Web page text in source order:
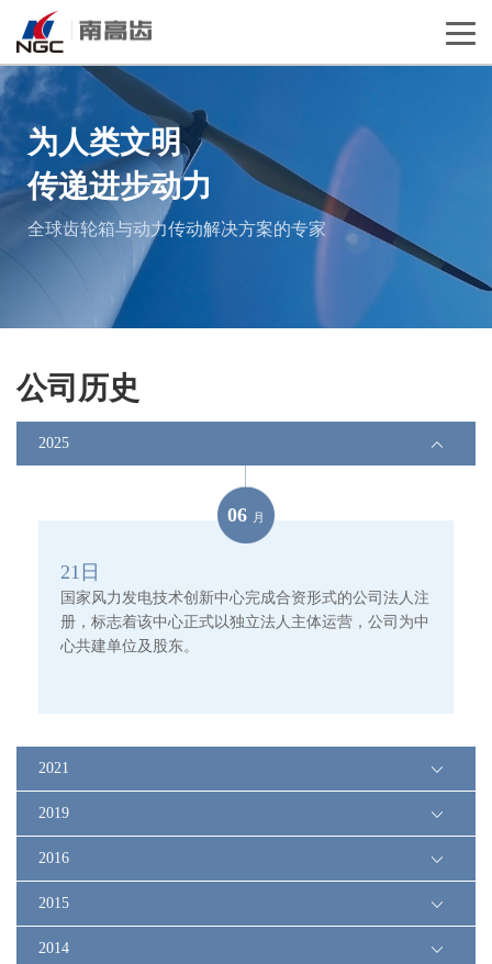
为人类文明
传递进步动力
全球齿轮箱与动力传动解决方案的专家
公司历史
2025
06 月
21 日
国家风力发电技术创新中心完成合资形式的公司法人注
册，标志着该中心正式以独立法人主体运营，公司为中
心共建单位及股东。
2021
2019
2016
2015
2014